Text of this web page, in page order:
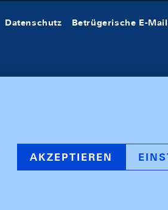
Datenschutz Betrügerische E-
AKZEPTIEREN